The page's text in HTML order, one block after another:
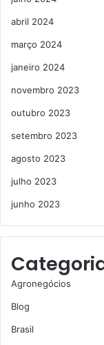
abril 2024
março 2024
janeiro 2024
novembro 2023
outubro 2023
setembro 2023
agosto 2023
julho 2023
junho 2023
Agronegócios
Blog
Brasil